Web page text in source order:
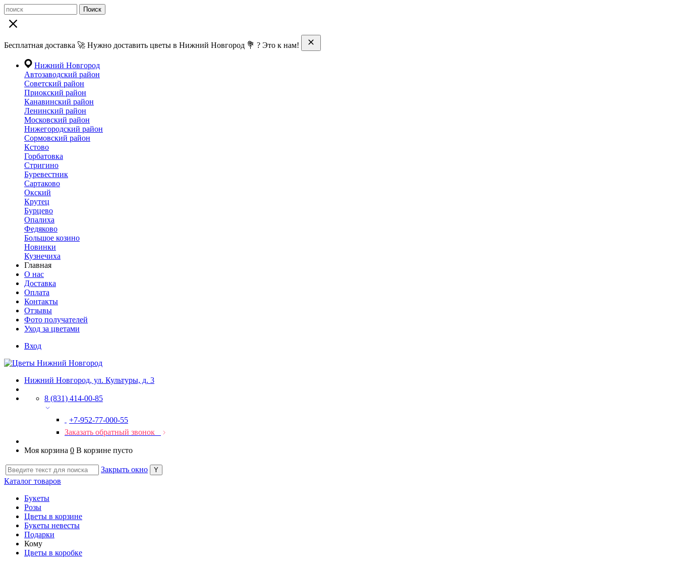
Поиск
Бесплатная доставка 🚀 Нужно доставить цветы в Нижний Новгород 💐 ? Это к нам!
Нижний Новгород
Автозаводский район
Советский район
Приокский район
Канавинский район
Ленинский район
Московский район
Нижегородский район
Сормовский район
Кстово
Горбатовка
Стригино
Буревестник
Сартаково
Окский
Крутец
Бурцево
Опалиха
Федяково
Большое козино
Новинки
Кузнечиха
Главная
О нас
Доставка
Оплата
Контакты
Отзывы
Фото получателей
Уход за цветами
Вход
Нижний Новгород, ул. Культуры, д. 3
8 (831) 414-00-85
+7-952-77-000-55
Заказать обратный звонок
Моя корзина 0 В корзине пусто
Закрыть окно
Каталог товаров
Букеты
Розы
Цветы в корзине
Букеты невесты
Подарки
Кому
Цветы в коробке